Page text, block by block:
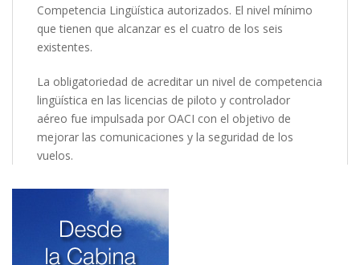
Competencia Lingüística autorizados. El nivel mínimo
que tienen que alcanzar es el cuatro de los seis
existentes.
La obligatoriedad de acreditar un nivel de competencia
lingüística en las licencias de piloto y controlador
aéreo fue impulsada por OACI con el objetivo de
mejorar las comunicaciones y la seguridad de los
vuelos.